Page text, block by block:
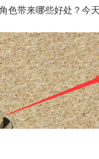
色带来哪些好处？今